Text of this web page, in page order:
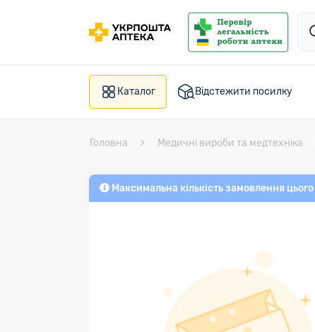
Каталог Відстежити посилку
Головна Медичні вироби та медтехніка
Максимальна кількість замовлення